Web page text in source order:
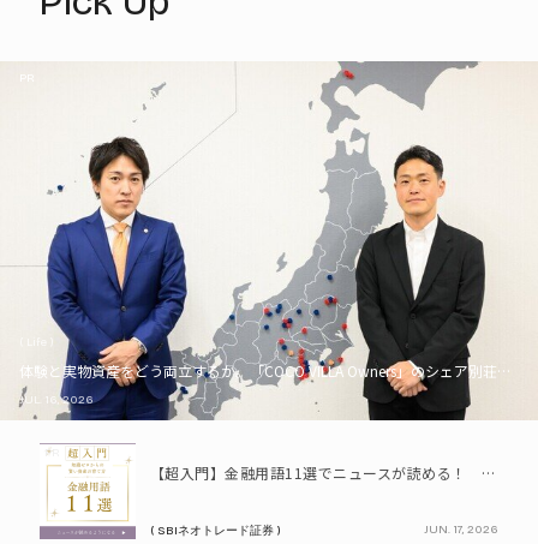
PR
体験と実物資産をどう両立するか。「COCO VILLA Owners」のシェア別荘とい
JUL. 16, 2026
PR
【超入門】金融用語11選でニュースが読める！ 知識ゼロからの賢い資産の育て方
( SBIネオトレード証券 ) JUN. 17, 2026